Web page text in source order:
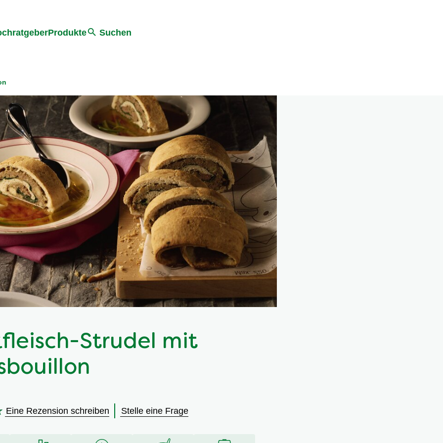
Produkte Suchen
Strudel mit
Eine Rezension schreiben Stelle eine Frage